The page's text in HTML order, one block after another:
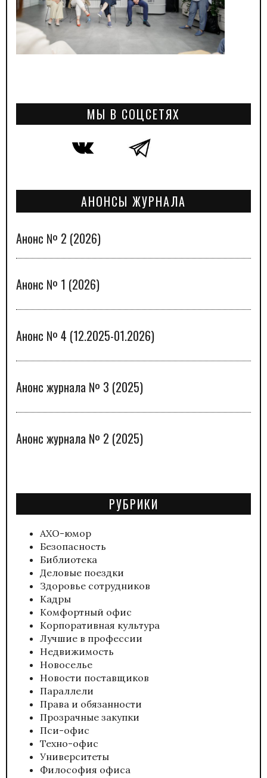
МЫ В СОЦСЕТЯХ
АНОНСЫ ЖУРНАЛА
Анонс № 2 (2026)
Анонс № 1 (2026)
Анонс № 4 (12.2025-01.2026)
Анонс журнала № 3 (2025)
Анонс журнала № 2 (2025)
РУБРИКИ
АХО-юмор
Безопасность
Библиотека
Деловые поездки
Здоровье сотрудников
Кадры
Комфортный офис
Корпоративная культура
Лучшие в профессии
Недвижимость
Новоселье
Новости поставщиков
Параллели
Права и обязанности
Прозрачные закупки
Пси-офис
Техно-офис
Университеты
Философия офиса